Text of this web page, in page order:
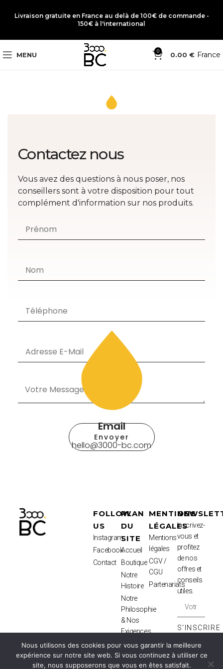
Livraison gratuite en France au delà de 100€ de commande -
150€ à l'international
MENU 0 0.00 € France
Contactez nous
Vous avez des questions à nous poser, nos
conseillers sont à votre disposition pour tout
complément d'information sur nos produits.
Envoyer
Email
hello@3000-bc.com
FOLLOW
US
Instagram
Facebook
Contact
PLAN
DU
SITE
Accueil
Boutique
Notre
Histoire
Notre
Philosophie
& Nos
Exigences
La Nigelle
Miraculeuse
MENTIONS
LÉGALES
Mentions
légales
CGV /
CGU
Partenariats
Inscrivez-
vous et
profitez
de nos
offres et
conseils
utiles.
S'INSCRIRE
Nous utilisons des cookies pour vous garantir la meilleure
expérience sur notre site web. Si vous continuez à utiliser ce
site, nous supposerons que vous en êtes satisfait.